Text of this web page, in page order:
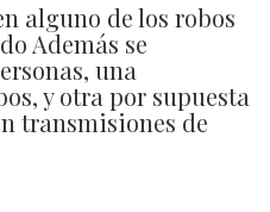
alguno de los robos
Además se
una
y otra por supuesta
transmisiones de